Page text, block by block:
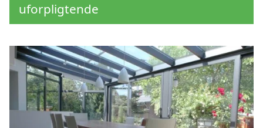
uforpligtende